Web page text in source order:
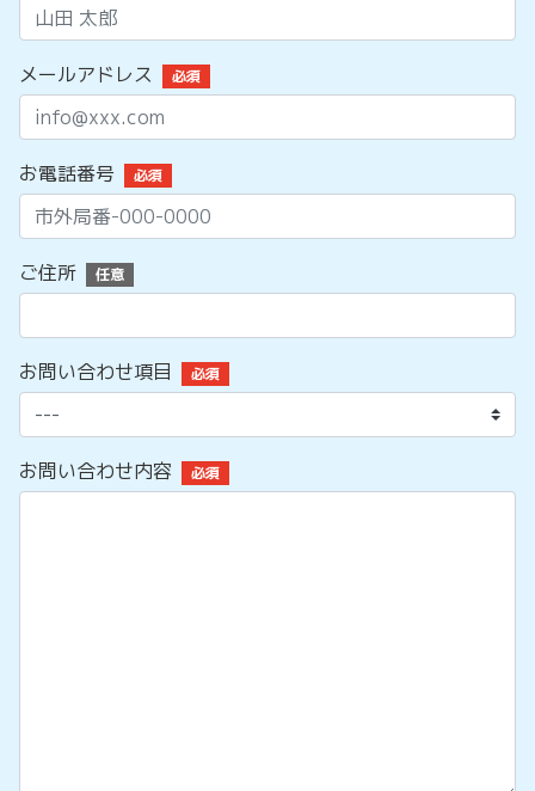
メールアドレス 必須
お電話番号 必須
ご住所 任意
お問い合わせ項目 必須
お問い合わせ内容 必須